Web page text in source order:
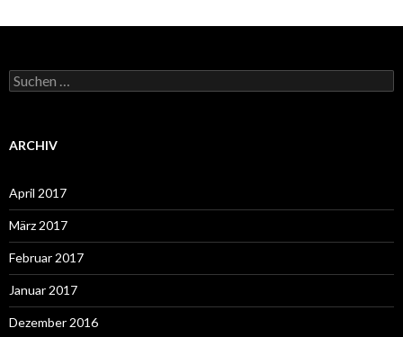
Suchen
nach:
ARCHIV
April 2017
März 2017
Februar 2017
Januar 2017
Dezember 2016